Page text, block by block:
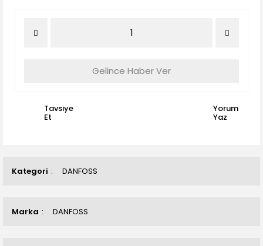
Kategori DANFOSS
Marka DANFOSS
Gelince Haber Ver
Tavsiye
Et
Yorum
Yaz